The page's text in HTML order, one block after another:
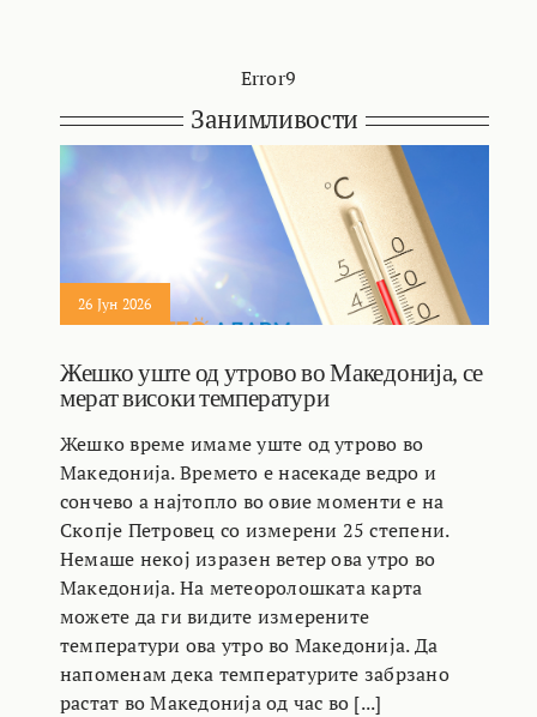
Error9
Занимливости
26 Јун 2026
Жешко уште од утрово во Македонија, се
мерат високи температури
Жешко време имаме уште од утрово во
Македонија. Времето е насекаде ведро и
сончево а најтопло во овие моменти е на
Скопје Петровец со измерени 25 степени.
Немаше некој изразен ветер ова утро во
Македонија. На метеоролошката карта
можете да ги видите измерените
температури ова утро во Македонија. Да
напоменам дека температурите забрзано
растат во Македонија од час во [...]